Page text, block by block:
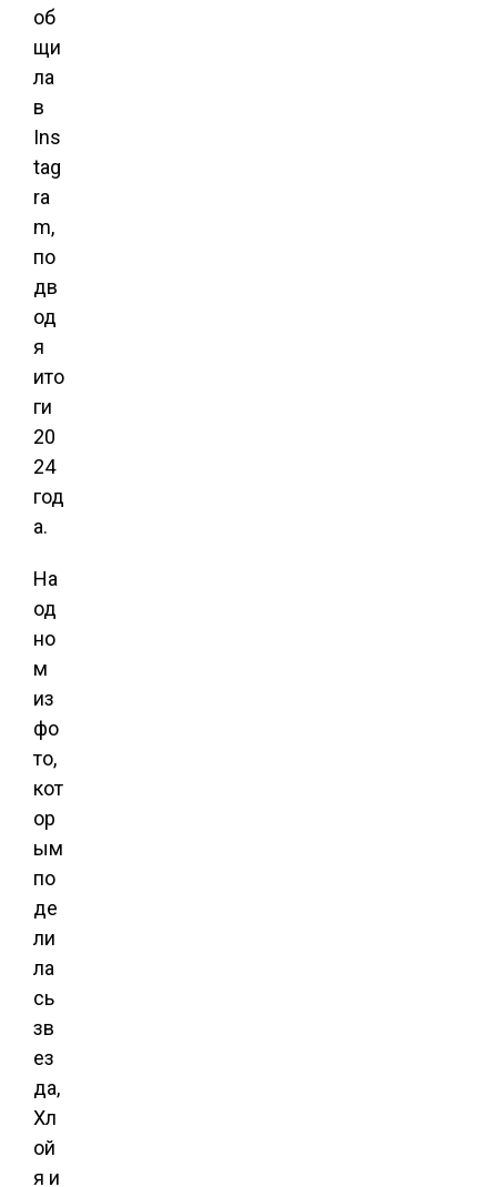
об
щи
ла
в
Ins
tag
ra
m,
по
дв
од
я
ито
ги
20
24
год
а.
На
од
но
м
из
фо
то,
кот
ор
ым
по
де
ли
ла
сь
зв
ез
да,
Хл
ой
я и